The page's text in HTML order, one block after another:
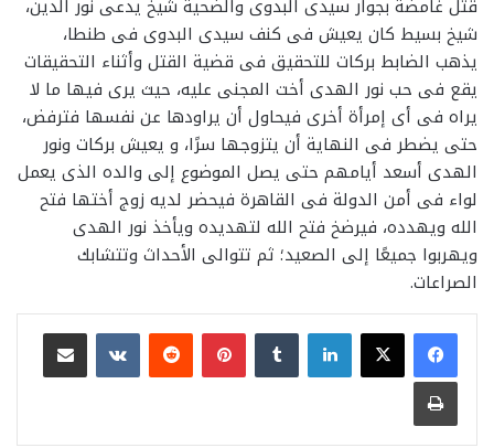
شيخ بسيط كان يعيش فى كنف سيدى البدوى فى طنطا،
يذهب الضابط بركات للتحقيق فى قضية القتل وأثناء التحقيقات
يقع فى حب نور الهدى أخت المجنى عليه، حيث يرى فيها ما لا
يراه فى أى إمرأة أخرى فيحاول أن يراودها عن نفسها فترفض،
حتى يضطر فى النهاية أن يتزوجها سرًا، و يعيش بركات ونور
الهدى أسعد أيامهم حتى يصل الموضوع إلى والده الذى يعمل
لواء فى أمن الدولة فى القاهرة فيحضر لديه زوج أختها فتح
الله ويهدده، فيرضخ فتح الله لتهديده ويأخذ نور الهدى
ويهربوا جميعًا إلى الصعيد؛ ثم تتوالى الأحداث وتتشابك
الصراعات.
لينكدإن بينتيريست
مشاركة عبر البريد
طباعة